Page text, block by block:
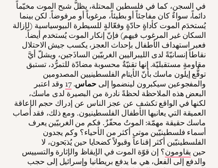
في السجن، كما في فلسطين المحتلة، يظلُّ شبح الموت مخيّماً
دائماً، سواءٌ كان مفاجئاً أو بطيئاً، مرغوباً أو مرفوضاً. لكن بينما
يُستخدَم الموت كأداةٍ حادّةٍ وفعّالةٍ للسيطرة البيوسياسية (لإزالة
السكان غير المرغوب فيهم) فإنّ إنكار الموت يُستخدم أيضاً.
فعبر استهداف الأطفال بإحداث العجز، يكسب جيش الاحتلال
نقاطاً إنسانيّةً لدى الليبراليين الغربيّين الساذَجين، ويشلّ أيَّ
مقاومةٍ مستقبليّة. إنها تقنيّةٌ محسوبة مضادّة للتمرُّد، تستبق
توقُّع إيلون ماسك بأنّ الأيتام الفلسطينيين المصدومين
والمفجوعين سيكبرون لينضموا إلى حماس.
17 وقد اعتبر
البعض هذه الملاحظة لحظةً نادرة من البصيرة لدى ماسك،
لكنها في الواقع تكشف عن عجز الناس عن إدراك حجم الإعاقة
العميقة التي يعانيها الأطفال الفلسطينيون. ومع ذلك، فقد أصاب
ماسك حقيقة مهمّة: الموتُ محفّزٌ. فكم من الغربيّين يعرف
أسماء فلسطينيّين موتى أكثر من الأحياء؟ وكم يجدون
الفلسطينيّين أكثر إقناعاً وقبولاً كضحايا حين يُذبَحون، لا
حين يقاومون؟ إن قوّة الموت في الإيقاظ والإثارة والتسييس
والدفع إلى الفعل، هي ما يدفع بريطانيا وإسرائيل إلى حجب